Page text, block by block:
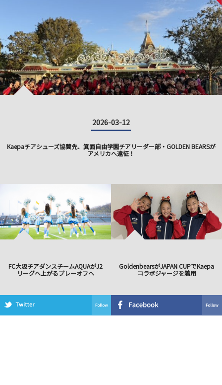
2026-03-12
Kaepaチアシューズ協賛先、箕面自由学園チアリーダー部・GOLDEN BEARSが
アメリカへ遠征！
FC大阪チアダンスチームAQUAがJ2
リーグへ上がるプレーオフへ
GoldenbearsがJAPAN CUPでKaepa
コラボジャージを着用